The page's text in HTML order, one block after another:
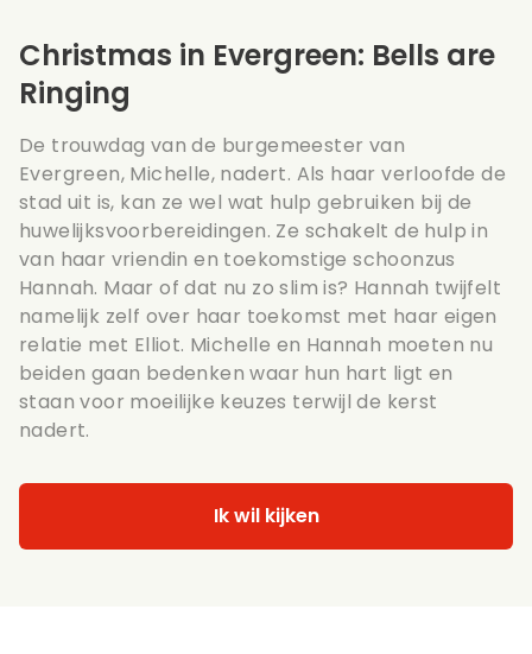
Christmas in Evergreen: Bells are
Ringing
De trouwdag van de burgemeester van
Evergreen, Michelle, nadert. Als haar verloofde de
stad uit is, kan ze wel wat hulp gebruiken bij de
huwelijksvoorbereidingen. Ze schakelt de hulp in
van haar vriendin en toekomstige schoonzus
Hannah. Maar of dat nu zo slim is? Hannah twijfelt
namelijk zelf over haar toekomst met haar eigen
relatie met Elliot. Michelle en Hannah moeten nu
beiden gaan bedenken waar hun hart ligt en
staan voor moeilijke keuzes terwijl de kerst
nadert.
Ik wil kijken